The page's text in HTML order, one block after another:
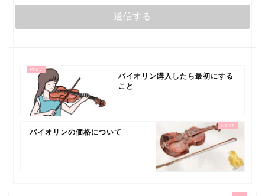
バイオリン購入したら最初にする
こと
バイオリンの価格について